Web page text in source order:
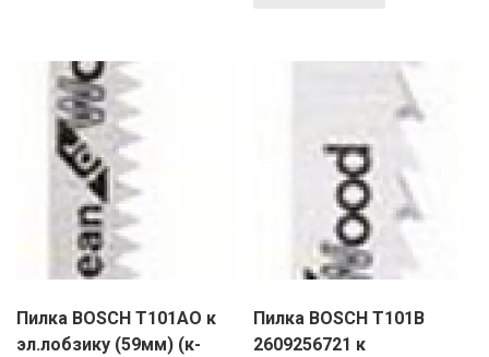
Пилка BOSCH T101AO к
эл.лобзику (59мм) (к-
Пилка BOSCH T101B
2609256721 к